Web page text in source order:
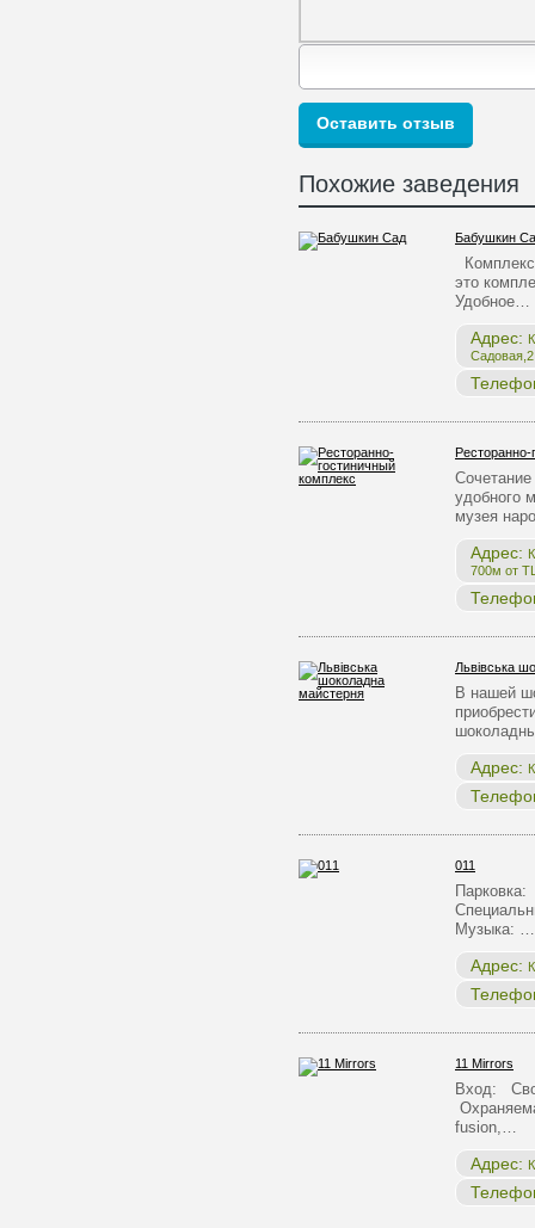
Похожие заведения
Бабушкин
это
Удобное…
Адрес:
удобного
музея
Адрес:
700м от
Львівська
В нашей
Адрес:
011
Музыка: …
Адрес:
11 Mirrors
Вход:
fusion,…
Адрес: